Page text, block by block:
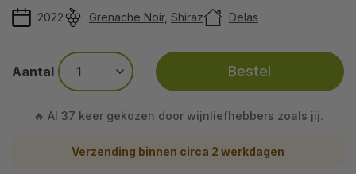
2022 Grenache Noir, Shiraz Delas
Aantal Bestel
🔥 Al 37 keer gekozen door wijnliefhebbers zoals jij.
Verzending binnen circa 2 werkdagen